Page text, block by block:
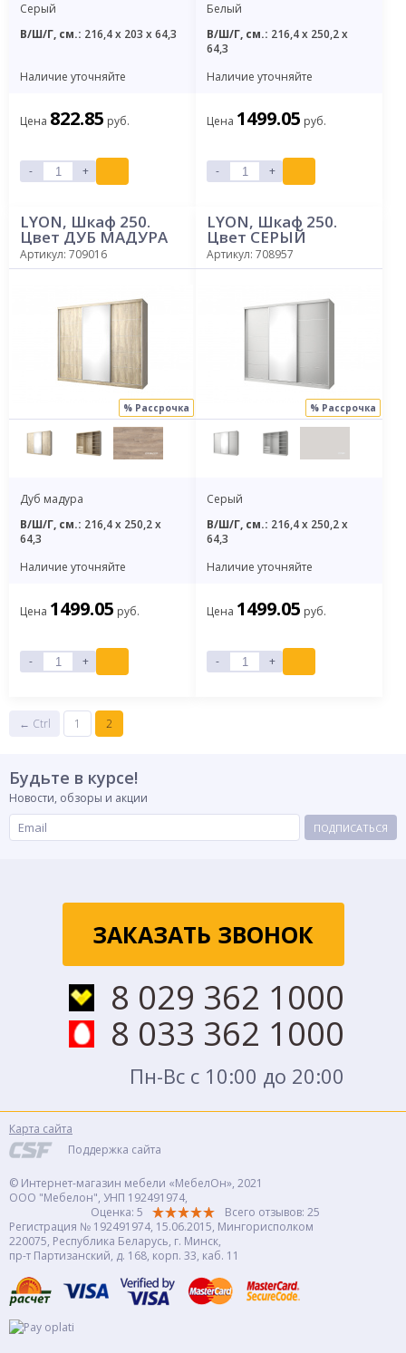
Серый
В/Ш/Г, см.: 216,4 x 203 x 64,3
Наличие уточняйте
Цена 822.85 руб.
- +
Белый
В/Ш/Г, см.: 216,4 x 250,2 x
64,3
Наличие уточняйте
Цена 1499.05 руб.
- +
LYON, Шкаф 250.
Цвет ДУБ МАДУРА
Артикул: 709016
% Рассрочка
Дуб мадура
В/Ш/Г, см.: 216,4 x 250,2 x
64,3
Наличие уточняйте
Цена 1499.05 руб.
- +
LYON, Шкаф 250.
Цвет СЕРЫЙ
Артикул: 708957
% Рассрочка
Серый
В/Ш/Г, см.: 216,4 x 250,2 x
64,3
Наличие уточняйте
Цена 1499.05 руб.
- +
← Ctrl 1 2
Будьте в курсе!
Новости, обзоры и акции
ПОДПИСАТЬСЯ
ЗАКАЗАТЬ ЗВОНОК
8 029 362 1000
8 033 362 1000
Пн-Вс с 10:00 до 20:00
Карта сайта
Поддержка сайта
© Интернет-магазин мебели «МебелОн», 2021
ООО "Мебелон", УНП 192491974,
Оценка: 5
Всего отзывов: 25
Регистрация № 192491974, 15.06.2015, Мингорисполком
220075, Республика Беларусь, г. Минск,
пр-т Партизанский, д. 168, корп. 33, каб. 11